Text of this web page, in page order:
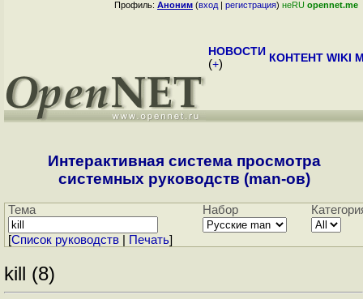
Профиль: Аноним (вход | регистрация) неRU opennet.me
НОВОСТИ
(+) КОНТЕНТ WIKI
Интерактивная система просмотра
системных руководств (man-ов)
Тема Набор
[Cписок руководств Печать]
kill (8)